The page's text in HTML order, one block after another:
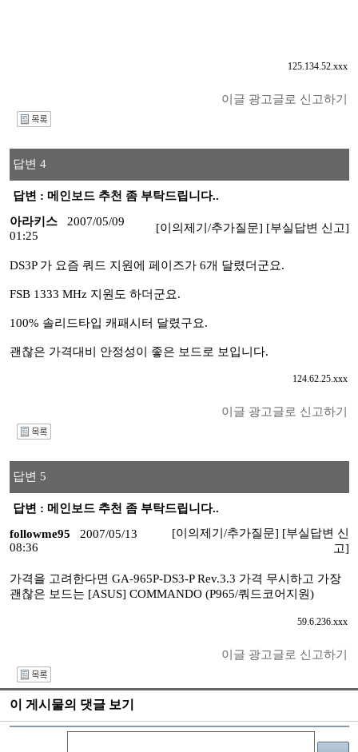
125.134.52.xxx
이글 광고글로 신고하기
답변 4
답변 : 메인보드 추천 좀 부탁드립니다..
아라키스
2007/05/09
01:25
[이의제기/추가질문] [부실답변 신고]
DS3P 가 요즘 쿼드 지원에 페이즈가 6개 달렸더군요.
FSB 1333 MHz 지원도 하더군요.
100% 솔리드타입 캐패시터 달렸구요.
괜찮은 가격대비 안정성이 좋은 보드로 보입니다.
124.62.25.xxx
이글 광고글로 신고하기
답변 5
답변 : 메인보드 추천 좀 부탁드립니다..
followme95
2007/05/13
08:36
[이의제기/추가질문] [부실답변 신
고]
가격을 고려한다면 GA-965P-DS3-P Rev.3.3 가격 무시하고 가장
괜찮은 보드는 [ASUS] COMMANDO (P965/쿼드코어지원)
59.6.236.xxx
이글 광고글로 신고하기
이 게시물의 댓글 보기